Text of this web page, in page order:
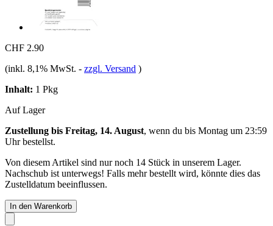
CHF 2.90
(inkl. 8,1% MwSt. - zzgl. Versand )
Inhalt: 1 Pkg
Auf Lager
Zustellung bis Freitag, 14. August, wenn du bis Montag um 23:59
Uhrbestellst.
Von diesem Artikel sind nur noch 14 Stück in unserem Lager.
Nachschub ist unterwegs! Falls mehr bestellt wird, könnte dies das
Zustelldatum beeinflussen.
In den Warenkorb